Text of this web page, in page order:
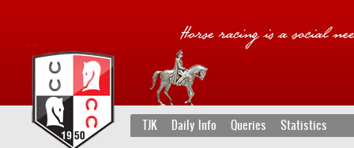
TJK Daily Info Queries Statistics